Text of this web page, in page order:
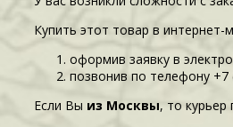
Купить этот товар в
оформив заявку в
позвонив по телефону +7
Если Вы из Москвы, то